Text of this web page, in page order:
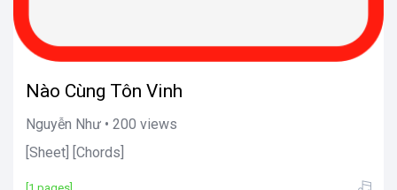
Nào Cùng Tôn Vinh
Nguyễn Như • 200 views
[Sheet] [Chords]